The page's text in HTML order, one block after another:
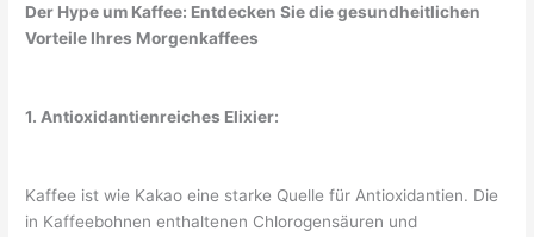
Der Hype um Kaffee: Entdecken Sie die gesundheitlichen
Vorteile Ihres Morgenkaffees
1. Antioxidantienreiches Elixier:
Kaffee ist wie Kakao eine starke Quelle für Antioxidantien. Die
in Kaffeebohnen enthaltenen Chlorogensäuren und